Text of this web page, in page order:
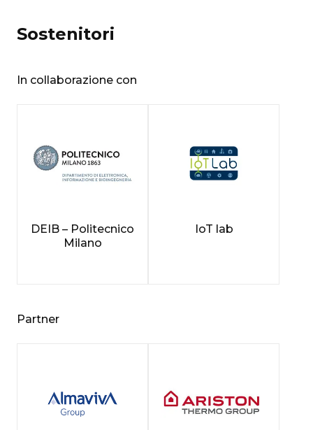
Sostenitori
In collaborazione con
DEIB – Politecnico
Milano
IoT lab
Partner